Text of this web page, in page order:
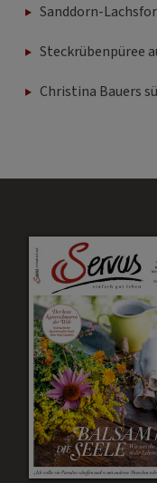
Sanddorn-
Steckrübenpüree
Christina Bauers